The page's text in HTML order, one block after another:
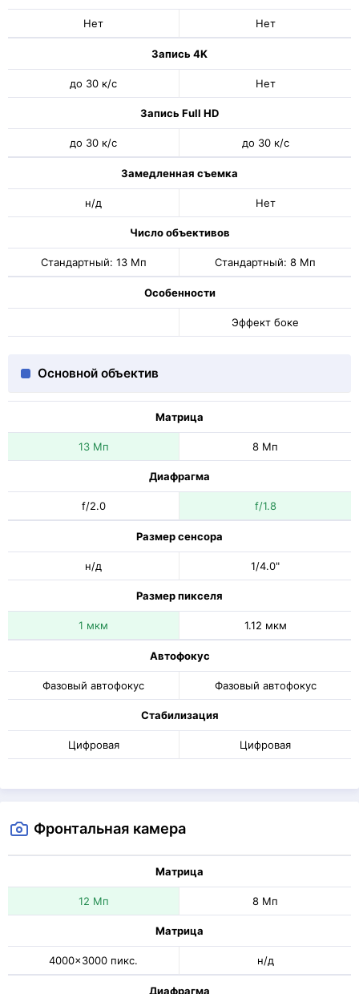
Нет Нет
Запись 4K
до 30 к/с Нет
Запись Full HD
до 30 к/с до 30 к/с
Замедленная съемка
н/д Нет
Число объективов
Стандартный: 13 Мп Стандартный: 8 Мп
Особенности
Эффект боке
Основной объектив
Матрица
13 Мп 8 Мп
Диафрагма
f/2.0 f/1.8
Размер сенсора
н/д 1/4.0"
Размер пикселя
1 мкм 1.12 мкм
Автофокус
Фазовый автофокус Фазовый автофокус
Стабилизация
Цифровая Цифровая
Фронтальная камера
Матрица
12 Мп 8 Мп
Матрица
4000x3000 пикс. н/д
Диафрагма